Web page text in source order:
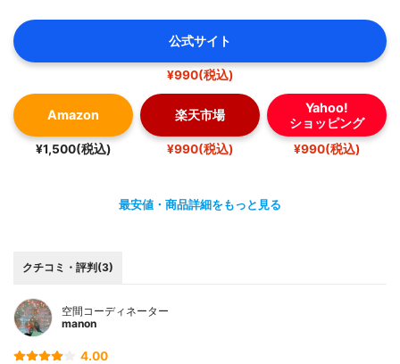
公式サイト
¥990(税込)
Amazon
¥1,500(税込)
楽天市場
¥990(税込)
Yahoo!
ショッピング
¥990(税込)
最安値・商品詳細をもっと見る
クチコミ・評判(3)
空間コーディネーター
manon
4.00